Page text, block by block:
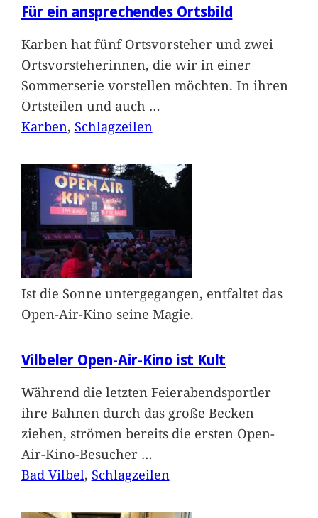
Für ein ansprechendes Ortsbild
Karben hat fünf Ortsvorsteher und zwei
Ortsvorsteherinnen, die wir in einer
Sommerserie vorstellen möchten. In ihren
Ortsteilen und auch …
Karben, Schlagzeilen
Ist die Sonne untergegangen, entfaltet das
Open-Air-Kino seine Magie.
Vilbeler Open-Air-Kino ist Kult
Während die letzten Feierabendsportler
ihre Bahnen durch das große Becken
ziehen, strömen bereits die ersten Open-
Air-Kino-Besucher …
Bad Vilbel, Schlagzeilen